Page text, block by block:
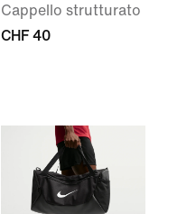
Cappello strutturato
CHF 40